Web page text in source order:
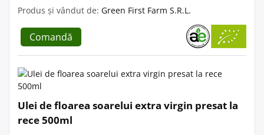
Produs și vândut de: Green First Farm S.R.L.
Comandă
Ulei de floarea soarelui extra virgin presat la
rece 500ml